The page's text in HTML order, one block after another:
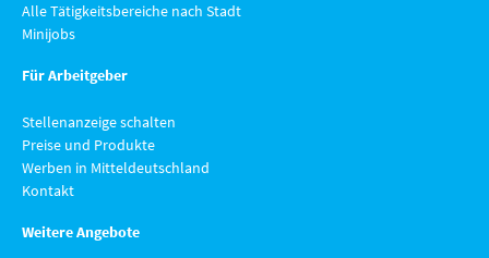
Alle Tätigkeitsbereiche nach Stadt
Minijobs
Für Arbeitgeber
Stellenanzeige schalten
Preise und Produkte
Werben in Mitteldeutschland
Kontakt
Weitere Angebote